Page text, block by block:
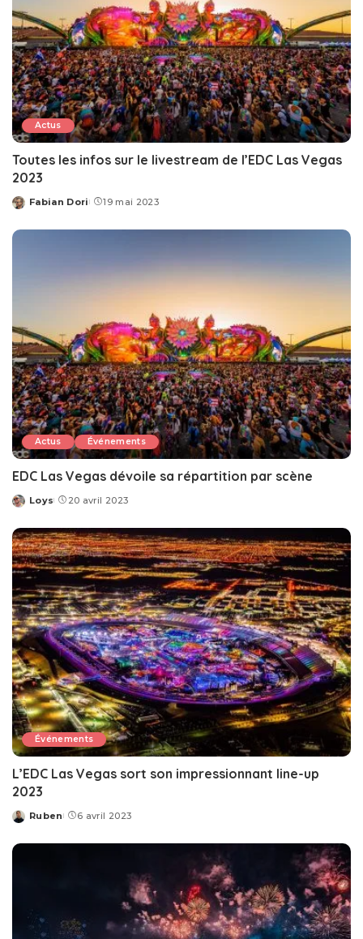
Actus
Toutes les infos sur le livestream de l’EDC Las Vegas
2023
Posted
Fabian Dori 19 mai 2023
Actus Événements
EDC Las Vegas dévoile sa répartition par scène
Posted
Loys 20 avril 2023
Événements
L’EDC Las Vegas sort son impressionnant line-up
2023
Posted
Ruben 6 avril 2023